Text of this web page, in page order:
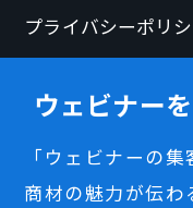
プライバシーポリ
ウェビナー
「ウェビナーの
商材の魅力が伝